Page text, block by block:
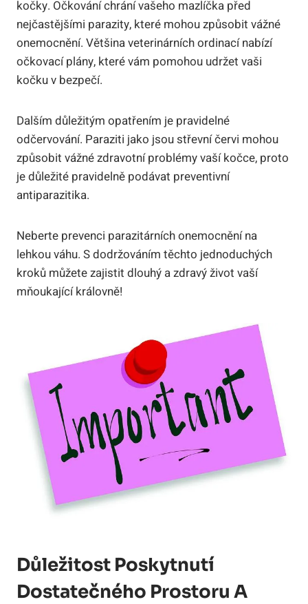
kočky. Očkování chrání vašeho mazlíčka před
nejčastějšími parazity, které mohou způsobit vážné
onemocnění. Většina veterinárních ordinací nabízí
očkovací plány, které vám pomohou udržet vaši
kočku v bezpečí.
Dalším důležitým opatřením je pravidelné
odčervování. Paraziti jako jsou střevní červi mohou
způsobit vážné zdravotní problémy vaší kočce, proto
je důležité pravidelně podávat preventivní
antiparazitika.
Neberte prevenci parazitárních onemocnění na
lehkou váhu. S dodržováním těchto jednoduchých
kroků můžete zajistit dlouhý a zdravý život vaší
mňoukající královně!
Důležitost Poskytnutí
Dostatečného Prostoru A